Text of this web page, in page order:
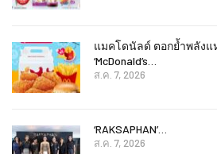
แมคโดนัลด์ ตอกย้ำพลังแ
‘McDonald’s…
ส.ค. 7, 2026
‘RAKSAPHAN’…
ส.ค. 7, 2026